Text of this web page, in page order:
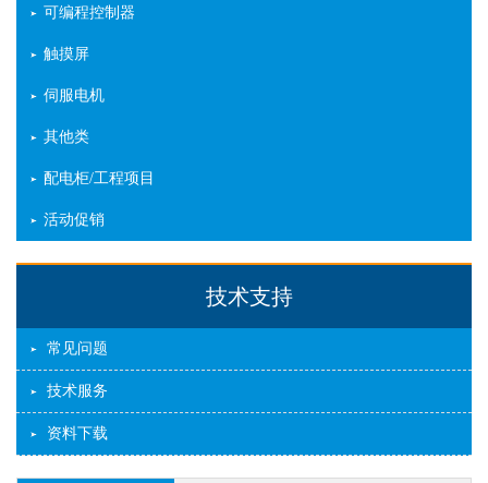
可编程控制器
触摸屏
伺服电机
其他类
配电柜/工程项目
活动促销
技术支持
常见问题
技术服务
资料下载